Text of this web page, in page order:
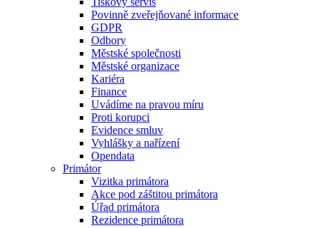
Povinně zveřejňované informace
GDPR
Odbory
Městské společnosti
Městské organizace
Kariéra
Finance
Uvádíme na pravou míru
Proti korupci
Evidence smluv
Vyhlášky a nařízení
Opendata
Primátor
Vizitka primátora
Akce pod záštitou primátora
Úřad primátora
Rezidence primátora